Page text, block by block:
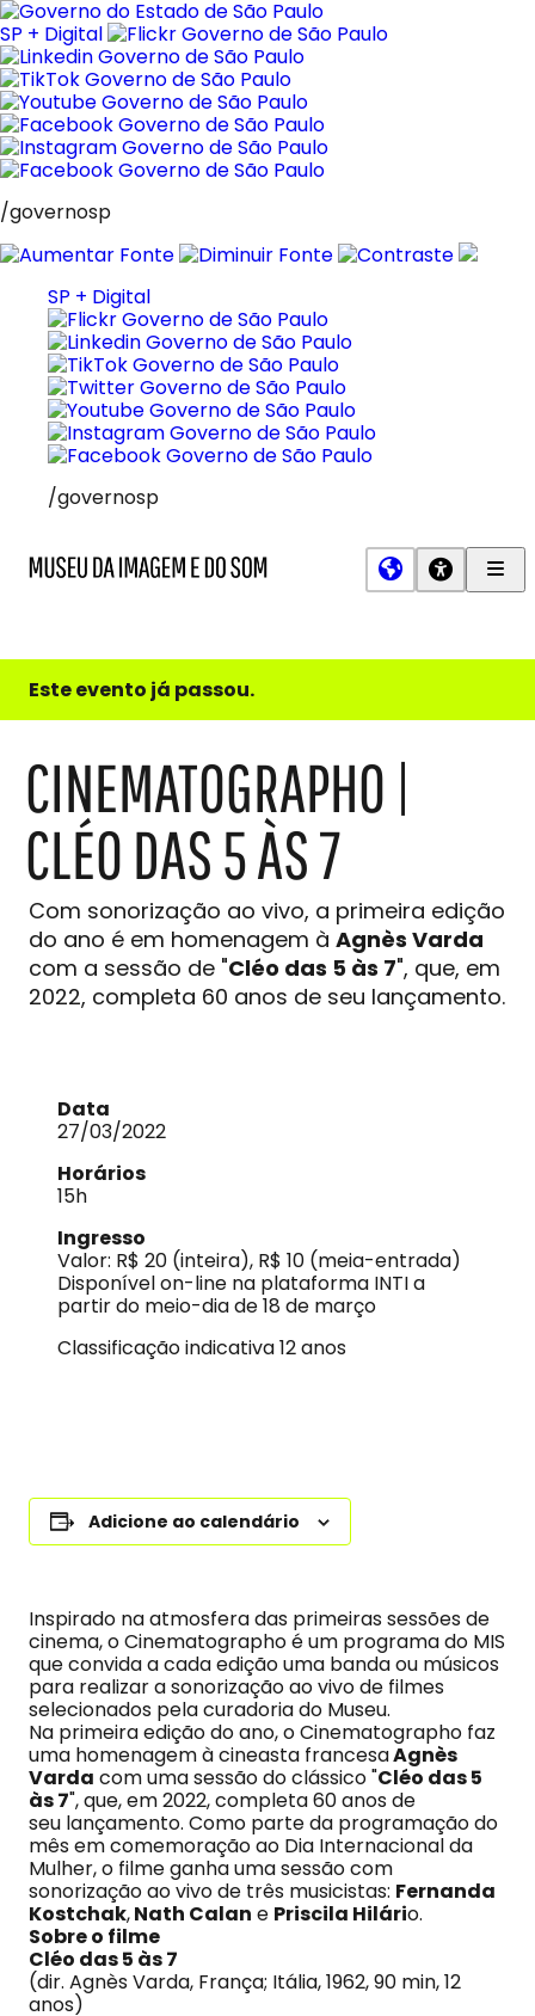
Pular
para
o
conteúdo
SP + Digital
/governosp
SP + Digital
/governosp
e
do
Este evento já passou.
CINEMATOGRAPHO |
CLÉO DAS 5 ÀS 7
Com sonorização ao vivo, a primeira edição
do ano é em homenagem à Agnès Varda
com a sessão de "Cléo das 5 às 7", que, em
2022, completa 60 anos de seu lançamento.
Data
27/03/2022
Horários
15h
Ingresso
Valor: R$ 20 (inteira), R$ 10 (meia-entrada)
Disponível on-line na plataforma INTI a
partir do meio-dia de 18 de março
Classificação indicativa 12 anos
Adicione ao calendário
Inspirado na atmosfera das primeiras sessões de
cinema, o Cinematographo é um programa do MIS
que convida a cada edição uma banda ou músicos
para realizar a sonorização ao vivo de filmes
selecionados pela curadoria do Museu.
Na primeira edição do ano, o Cinematographo faz
uma homenagem à cineasta francesaAgnès
Varda com uma sessão do clássico "Cléo das 5
às 7", que, em 2022, completa 60 anos de
seu lançamento. Como parte da programação do
mês em comemoração ao Dia Internacional da
Mulher, o filme ganha uma sessão com
sonorização ao vivo de três musicistas: Fernanda
Kostchak,Nath Calan e Priscila Hilário.
Sobre o filme
Cléo das 5 às 7
(dir. Agnès Varda, França; Itália, 1962, 90 min, 12
anos)